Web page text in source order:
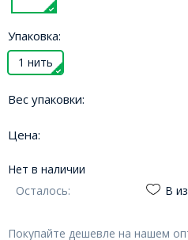
Упаковка:
1 нить
Вес упаковки:
Цена:
Нет в наличии
Осталось:
В
Покупайте дешевле на нашем